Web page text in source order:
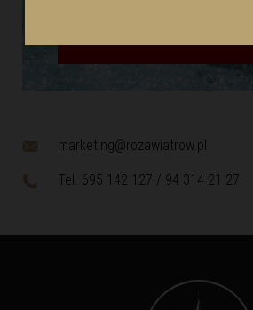
marketing@rozawiatrow.pl
Tel. 695 142 127 / 94 314 21 27